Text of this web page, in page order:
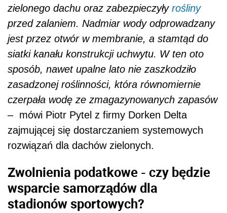
zielonego dachu oraz zabezpieczyły rośliny
przed zalaniem. Nadmiar wody odprowadzany
jest przez otwór w membranie, a stamtąd do
siatki kanału konstrukcji uchwytu. W ten oto
sposób, nawet upalne lato nie zaszkodziło
zasadzonej roślinności, która równomiernie
czerpała wodę ze zmagazynowanych zapasów
– mówi Piotr Pytel z firmy Dorken Delta
zajmującej się dostarczaniem systemowych
rozwiązań dla dachów zielonych.
Zwolnienia podatkowe - czy będzie
wsparcie samorządów dla
stadionów sportowych?